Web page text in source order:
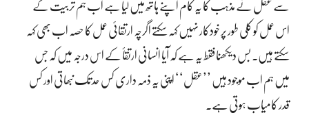
سے عقل نے مذہب کا یہ کام اپنے ہاتھ میں لیا ہے اب ہم تربیت کے
اس عمل کو کلی طور پر خودکار نہیں کہہ سکتے اگرچہ ارتقائی عمل کا حصہ اب بھی کہہ
سکتے ہیں۔ بس دیکھنا فقط یہ ہے کہ آیا انسانی ارتقأ کے اس درجہ میں کہ جس
میں ہم اب موجود ہیں ’’عقل‘‘ اپنی یہ ذمہ داری کس حد تک نبھاتی اور کس
قدر کامیاب ہوتی ہے۔